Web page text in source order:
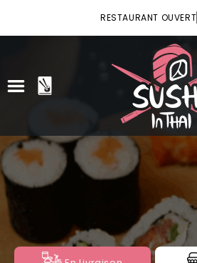
RESTAURANT OUVERT
ACCUEIL
VOTRE COMPTE